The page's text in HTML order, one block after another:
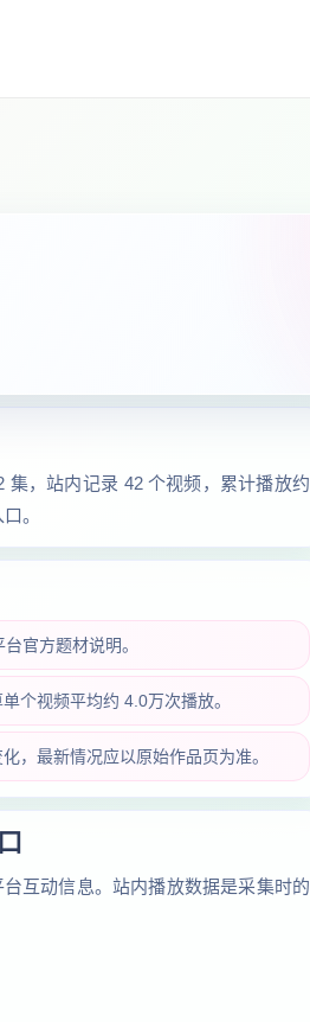
集，站内记录 42 个视频，累计播放约
。
官方题材说明。
个视频平均约 4.0万次播放。
，最新情况应以原始作品页为准。
互动信息。站内播放数据是采集时的